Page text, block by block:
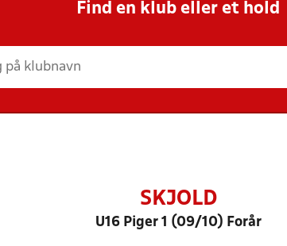
Find en klub eller et hold
SKJOLD
U16 Piger 1 (09/10) Forår